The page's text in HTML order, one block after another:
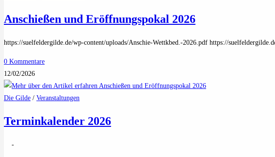
Anschießen und Eröffnungspokal 2026
https://suelfeldergilde.de/wp-content/uploads/Anschie-Wettkbed.-2026.pdf https://
0 Kommentare
12/02/2026
Die Gilde / Veranstaltungen
Terminkalender 2026
-